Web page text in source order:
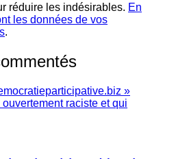
réduire les indésirables. En
les données de vos
.